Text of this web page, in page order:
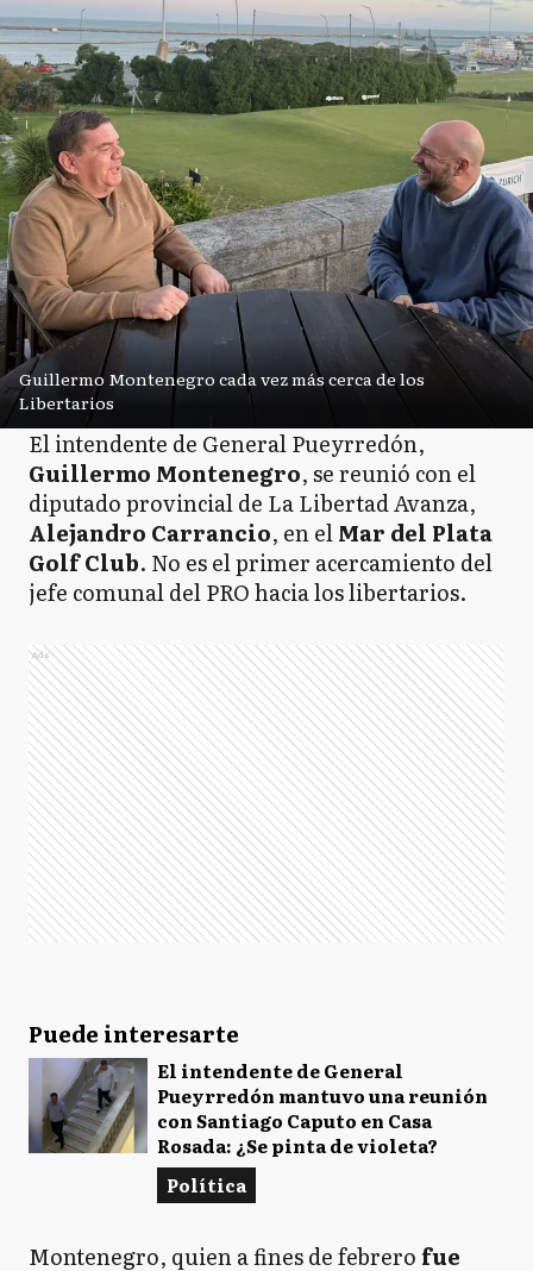
Guillermo Montenegro cada vez más cerca de los
Libertarios
El intendente de General Pueyrredón,
Guillermo Montenegro, se reunió con el
diputado provincial de La Libertad Avanza,
Alejandro Carrancio, en elMar del Plata
Golf Club. No es el primer acercamiento del
jefe comunal del PRO hacia los libertarios.
Ads
Puede interesarte
El intendente de General
Pueyrredón mantuvo una reunión
con Santiago Caputo en Casa
Rosada: ¿Se pinta de violeta?
Política
Montenegro, quien a fines de febrero fue